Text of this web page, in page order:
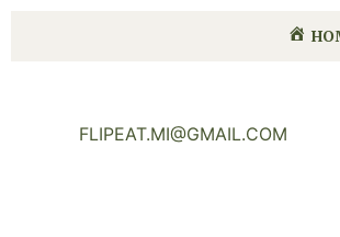
FLIPEAT.MI@GMAIL.COM